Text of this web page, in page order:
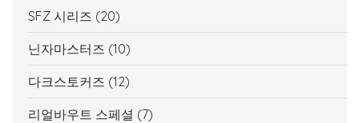
SFZ 시리즈 (20)
닌자마스터즈 (10)
다크스토커즈 (12)
리얼바우트 스페셜 (7)